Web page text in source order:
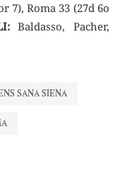
7), Roma 33 (27d 6o
Baldasso, Pacher,
SANA SIENA